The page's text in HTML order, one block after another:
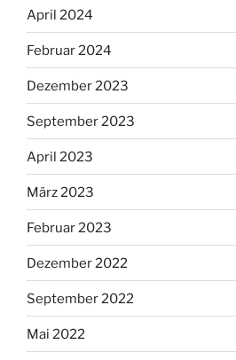
April 2024
Februar 2024
Dezember 2023
September 2023
April 2023
März 2023
Februar 2023
Dezember 2022
September 2022
Mai 2022